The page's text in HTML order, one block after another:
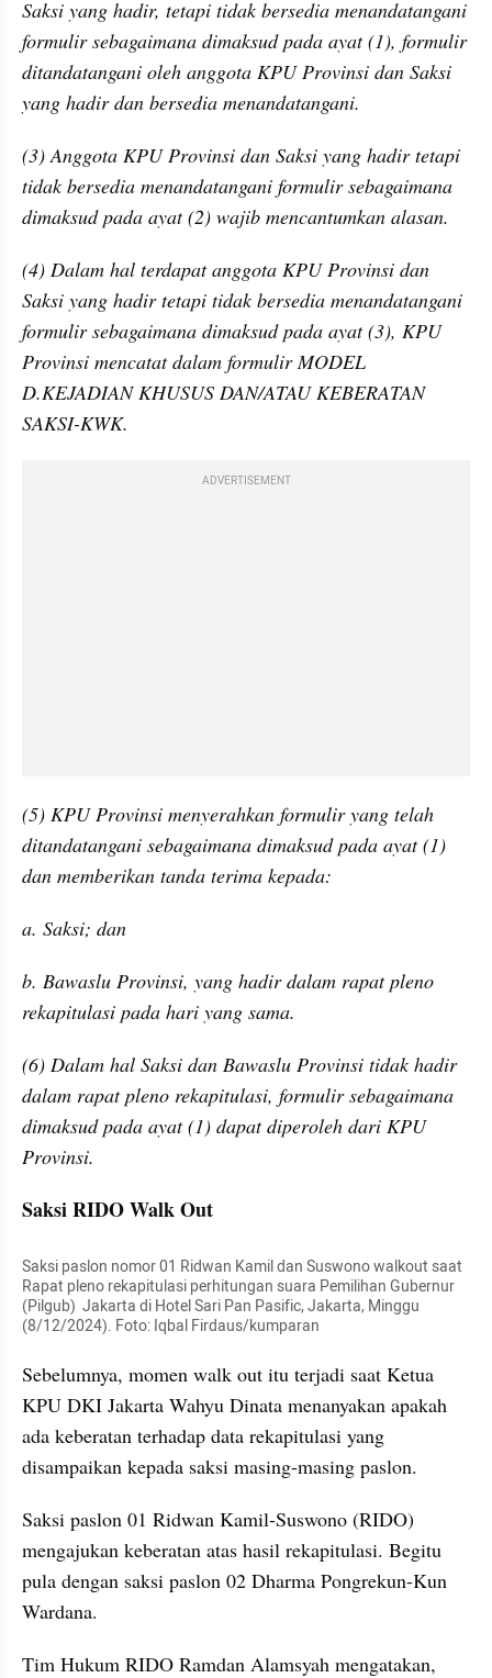
Saksi yang hadir, tetapi tidak bersedia menandatangani
formulir sebagaimana dimaksud pada ayat (1), formulir
ditandatangani oleh anggota KPU Provinsi dan Saksi
yang hadir dan bersedia menandatangani.
(3) Anggota KPU Provinsi dan Saksi yang hadir tetapi
tidak bersedia menandatangani formulir sebagaimana
dimaksud pada ayat (2) wajib mencantumkan alasan.
(4) Dalam hal terdapat anggota KPU Provinsi dan
Saksi yang hadir tetapi tidak bersedia menandatangani
formulir sebagaimana dimaksud pada ayat (3), KPU
Provinsi mencatat dalam formulir MODEL
D.KEJADIAN KHUSUS DAN/ATAU KEBERATAN
SAKSI-KWK.
ADVERTISEMENT
(5) KPU Provinsi menyerahkan formulir yang telah
ditandatangani sebagaimana dimaksud pada ayat (1)
dan memberikan tanda terima kepada:
a. Saksi; dan
b. Bawaslu Provinsi, yang hadir dalam rapat pleno
rekapitulasi pada hari yang sama.
(6) Dalam hal Saksi dan Bawaslu Provinsi tidak hadir
dalam rapat pleno rekapitulasi, formulir sebagaimana
dimaksud pada ayat (1) dapat diperoleh dari KPU
Provinsi.
Saksi RIDO Walk Out
Saksi paslon nomor 01 Ridwan Kamil dan Suswono walkout saat
Rapat pleno rekapitulasi perhitungan suara Pemilihan Gubernur
(Pilgub)  Jakarta di Hotel Sari Pan Pasific, Jakarta, Minggu
(8/12/2024). Foto: Iqbal Firdaus/kumparan
Sebelumnya, momen walk out itu terjadi saat Ketua
KPU DKI Jakarta Wahyu Dinata menanyakan apakah
ada keberatan terhadap data rekapitulasi yang
disampaikan kepada saksi masing-masing paslon.
Saksi paslon 01 Ridwan Kamil-Suswono (RIDO)
mengajukan keberatan atas hasil rekapitulasi. Begitu
pula dengan saksi paslon 02 Dharma Pongrekun-Kun
Wardana.
Tim Hukum RIDO Ramdan Alamsyah mengatakan,